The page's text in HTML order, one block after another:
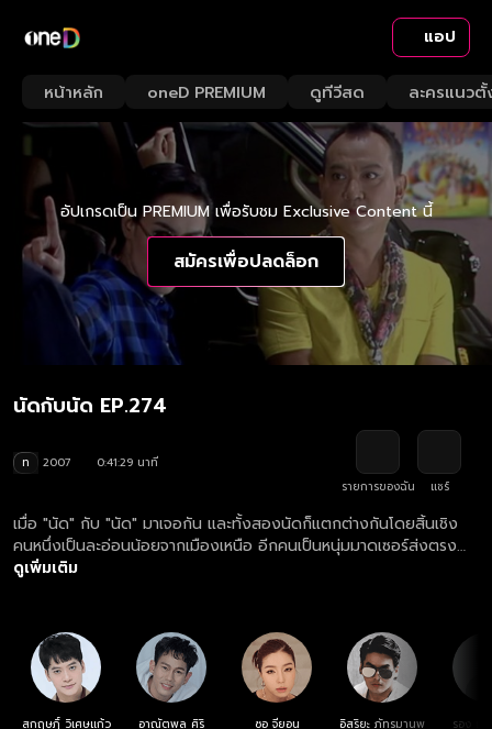
แอป
หน้าหลัก oneD PREMIUM ดูทีวีสด ละครแนวตั้
อัปเกรดเป็น PREMIUM เพื่อรับชม Exclusive Content นี้
สมัครเพื่อปลดล็อก
นัดกับนัด EP.274
ท 2007
0:41:29 นาที
รายการของฉัน
แชร์
เมื่อ "นัด" กับ "นัด" มาเจอกัน และทั้งสองนัดก็แตกต่างกันโดยสิ้นเชิง
คนหนึ่งเป็นละอ่อนน้อยจากเมืองเหนือ อีกคนเป็นหนุ่มมาดเซอร์ส่งตรง
จากแดนอีสาน จึงเกิดเป็นเรื่องป่วนผสานความฮาตามสไตล์หนุ่มต่าง
ดูเพิ่มเติม
สุกฤษฎิ์ วิเศษแก้ว
อาณัตพล ศิริ
ซอ จียอน อิสริยะ ภัทรมานพ รอง เ